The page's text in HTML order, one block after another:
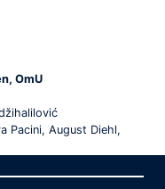
OmU
Pacini, August Diehl,